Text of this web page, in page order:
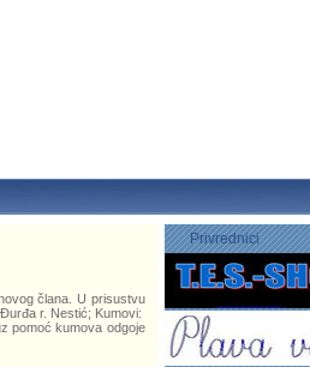
člana. U prisustvu
r. Nestić; Kumovi:
pomoć kumova odgoje
Privrednici